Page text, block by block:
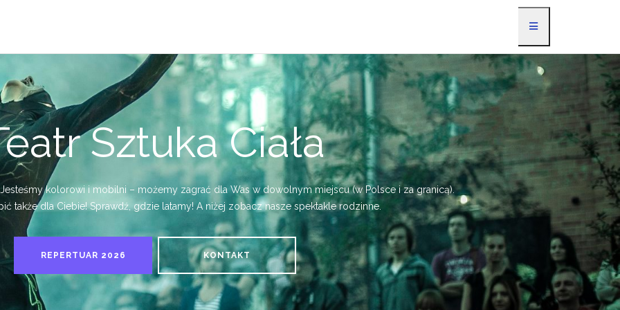
Sztuka Ciała
Jesteśmy kolorowi i mobilni – możemy zagrać dla Was w dowolnym miejscu (w Polsce i za granicą).
także dla Ciebie! Sprawdź, gdzie latamy! A niżej zobacz nasze spektakle rodzinne.
REPERTUAR 2026 KONTAKT